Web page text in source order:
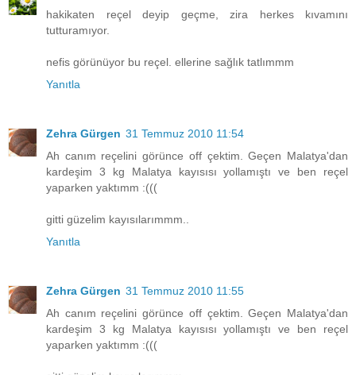
hakikaten reçel deyip geçme, zira herkes kıvamını
tutturamıyor.
nefis görünüyor bu reçel. ellerine sağlık tatlımmm
Yanıtla
Zehra Gürgen 31 Temmuz 2010 11:54
Ah canım reçelini görünce off çektim. Geçen Malatya'dan
kardeşim 3 kg Malatya kayısısı yollamıştı ve ben reçel
yaparken yaktımm :(((
gitti güzelim kayısılarımmm..
Yanıtla
Zehra Gürgen 31 Temmuz 2010 11:55
Ah canım reçelini görünce off çektim. Geçen Malatya'dan
kardeşim 3 kg Malatya kayısısı yollamıştı ve ben reçel
yaparken yaktımm :(((